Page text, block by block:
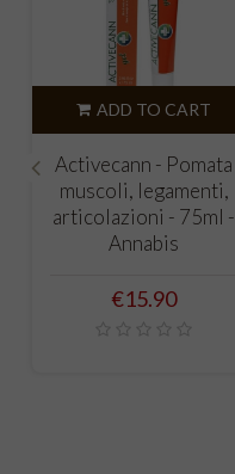
ADD TO CART
Activecann - Pomata
muscoli, legamenti,
articolazioni - 75ml -
Annabis
Price
€15.90